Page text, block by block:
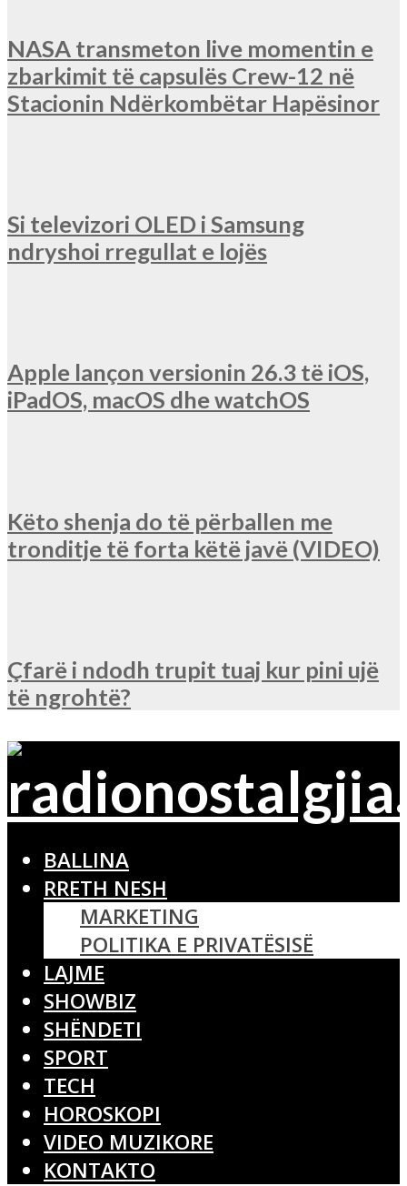
NASA transmeton live momentin e
zbarkimit të capsulës Crew-12 në
Stacionin Ndërkombëtar Hapësinor
Si televizori OLED i Samsung
ndryshoi rregullat e lojës
Apple lançon versionin 26.3 të iOS,
iPadOS, macOS dhe watchOS
Këto shenja do të përballen me
tronditje të forta këtë javë (VIDEO)
Çfarë i ndodh trupit tuaj kur pini ujë
të ngrohtë?
BALLINA
RRETH NESH
MARKETING
POLITIKA E PRIVATËSISË
LAJME
SHOWBIZ
SHËNDETI
SPORT
TECH
HOROSKOPI
VIDEO MUZIKORE
KONTAKTO